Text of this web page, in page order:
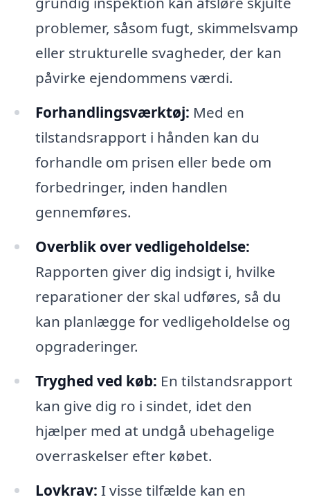
problemer, såsom fugt, skimmelsvamp
eller strukturelle svagheder, der kan
påvirke ejendommens værdi.
Forhandlingsværktøj: Med en
tilstandsrapport i hånden kan du
forhandle om prisen eller bede om
forbedringer, inden handlen
gennemføres.
Overblik over vedligeholdelse:
Rapporten giver dig indsigt i, hvilke
reparationer der skal udføres, så du
kan planlægge for vedligeholdelse og
opgraderinger.
Tryghed ved køb: En tilstandsrapport
kan give dig ro i sindet, idet den
hjælper med at undgå ubehagelige
overraskelser efter købet.
Lovkrav: I visse tilfælde kan en